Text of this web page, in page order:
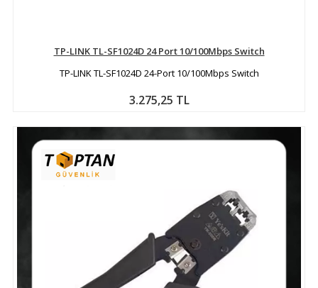
TP-LINK TL-SF1024D 24 Port 10/100Mbps Switch
TP-LINK TL-SF1024D 24-Port 10/100Mbps Switch
3.275,25 TL